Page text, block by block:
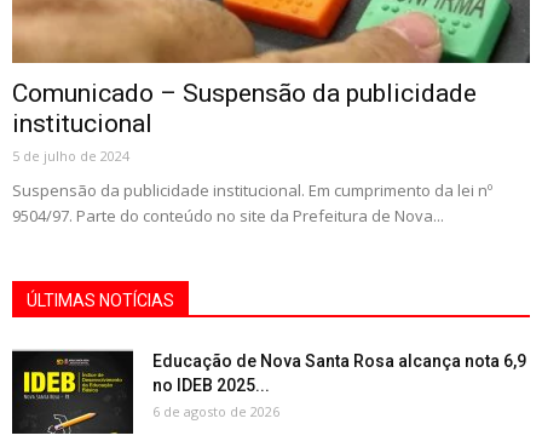
Comunicado – Suspensão da publicidade
institucional
5 de julho de 2024
Suspensão da publicidade institucional. Em cumprimento da lei nº
9504/97. Parte do conteúdo no site da Prefeitura de Nova...
ÚLTIMAS NOTÍCIAS
Educação de Nova Santa Rosa alcança nota 6,9
no IDEB 2025...
6 de agosto de 2026